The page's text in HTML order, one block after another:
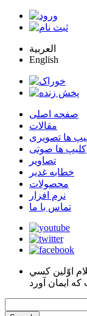
العربية
English
صفحه اصلی
مقالات
ها تصویری
کلیپ ها صوتی
تصاویر
خطابه غدیر
محصولات
نرم افزار
تماس با ما
اوّلين كسي